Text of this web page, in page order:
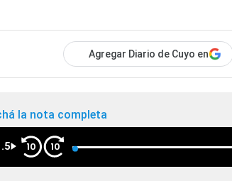
Agregar Diario de Cuyo en
la nota completa
10 10